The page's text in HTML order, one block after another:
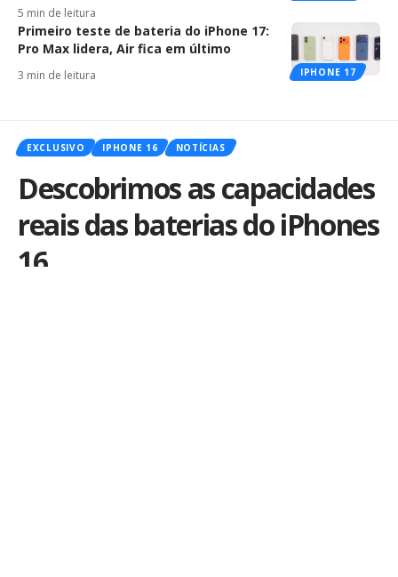
5 min de leitura
IPHONE 17
Primeiro teste de bateria do iPhone 17:
Pro Max lidera, Air fica em último
3 min de leitura
EXCLUSIVO IPHONE 16 NOTÍCIAS
Descobrimos as capacidades
reais das baterias do iPhones
16